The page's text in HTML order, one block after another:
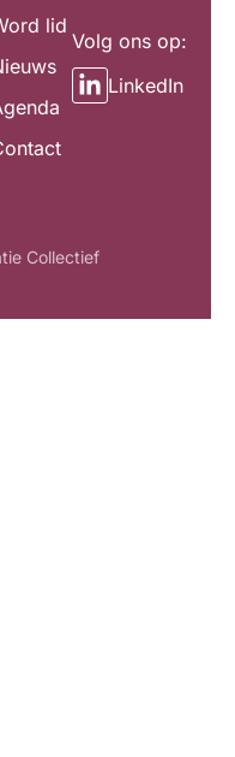
lid
Volg ons op:
LinkedIn
Collectief